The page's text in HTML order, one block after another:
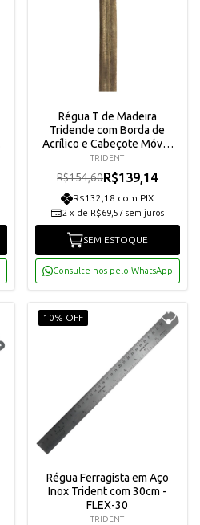
Régua T de Madeira
Tridende com Borda de
Acrílico e Cabeçote Móvel
50cm - 5405
TRIDENT
R$154,60R$139,14
R$132,18 com PIX
2 x de R$69,57 sem juros
SEM ESTOQUE
Consulte-nos pelo WhatsApp
10% OFF
Régua Ferragista em Aço
Inox Trident com 30cm -
FLEX-30
TRIDENT